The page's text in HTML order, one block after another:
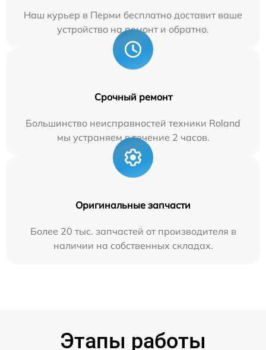
Наш курьер в Перми бесплатно доставит ваше
устройство на ремонт и обратно.
Срочный ремонт
Большинство неисправностей техники Roland
мы устраняем в течение 2 часов.
Оригинальные запчасти
Более 20 тыс. запчастей от производителя в
наличии на собственных складах.
Этапы работы